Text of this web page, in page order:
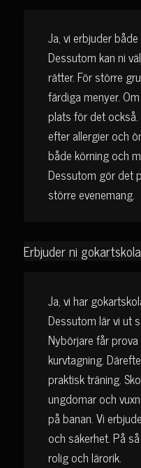
Ja, vi erbjuder
Dessutom kan ni
rätter. För större
färdiga menyer.
plats för det
efter allergier och
både körning och
Dessutom gör det
större evenemang.
Erbjuder ni
Ja, vi har
Dessutom lär vi ut
Nybörjare får
kurvtagning.
praktisk träning.
ungdomar och
på banan. Vi
och säkerhet. På
rolig och lärorik.